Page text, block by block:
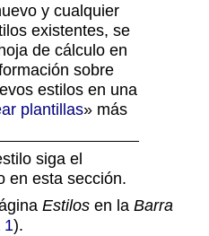
y cualquier
existentes, se
de cálculo en
sobre
estilos en una
plantillas» más
siga el
en esta sección.
Estilos en la Barra
1).